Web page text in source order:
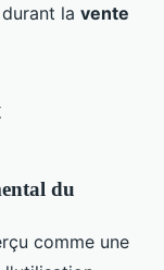
la vente
du
comme une